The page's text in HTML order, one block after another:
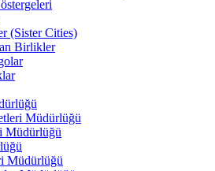
(Sister Cities)
Birlikler
Müdürlüğü
Müdürlüğü
Müdürlüğü